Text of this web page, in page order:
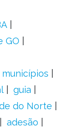
GO
municípios
guia
do Norte
adesão